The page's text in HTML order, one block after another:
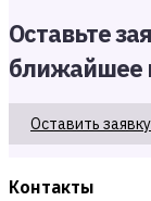
Оставьте
ближайшее
Оставить заявку
Контакты